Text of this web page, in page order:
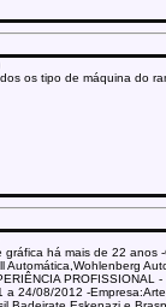
os tipo de máquina do
gráfica há mais de 22 anos
Automática,Wohlenberg
PROFISSIONAL -
a 24/08/2012 -